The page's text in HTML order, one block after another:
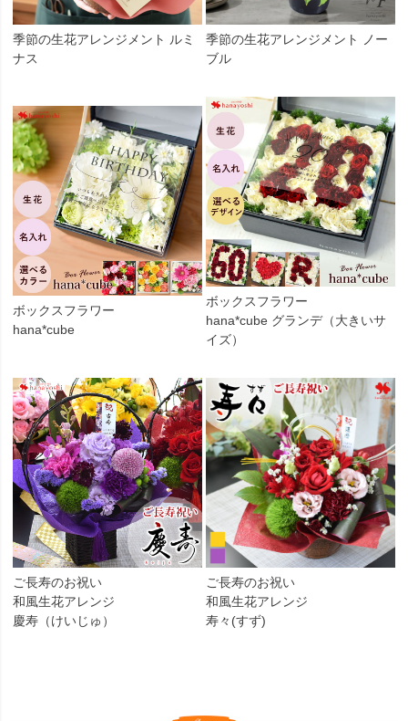
季節の生花アレンジメント ルミ
ナス
季節の生花アレンジメント ノー
ブル
ボックスフラワー
hana*cube
ボックスフラワー
hana*cube グランデ（大きいサ
イズ）
ご長寿のお祝い
和風生花アレンジ
慶寿（けいじゅ）
ご長寿のお祝い
和風生花アレンジ
寿々(すず)